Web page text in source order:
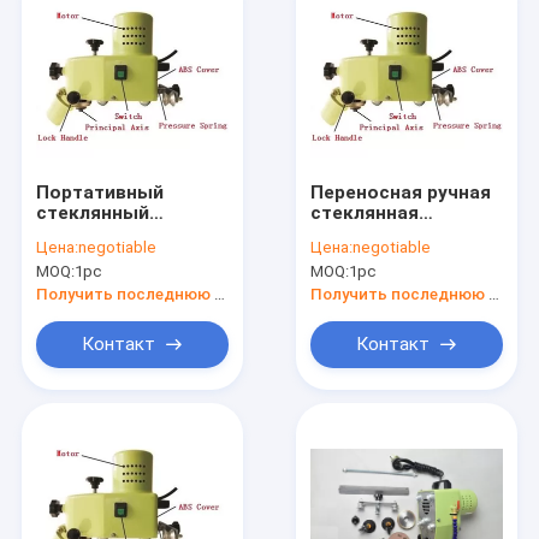
Продукция
О Компании
Портативный
стеклянный
Цена:negotiable
MOQ:1pc
Получить последнюю цену
Контакт
Переносная ручная
стеклянная
машина
Цена:negotiable
MOQ:1pc
Получить последнюю цену
Контакт